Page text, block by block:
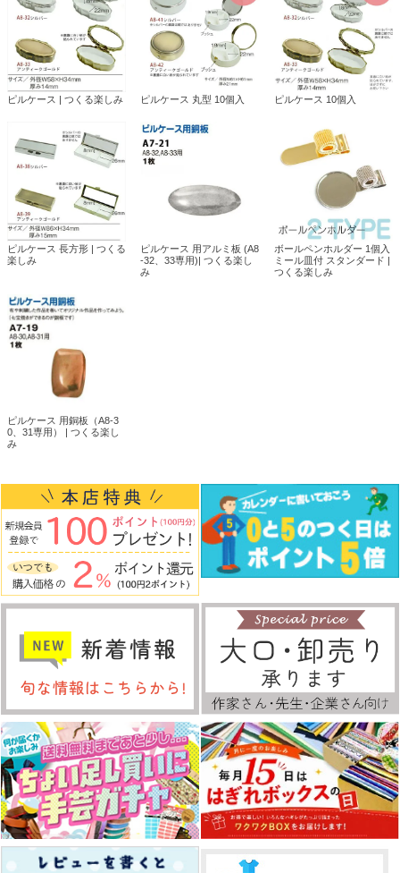
ピルケース | つくる楽しみ ピルケース 丸型 10個入 ピルケース 10個入
ピルケース 長方形 | つくる
楽しみ
ピルケース 用アルミ板 (A8
-32、33専用)| つくる楽し
み
ボールペンホルダー 1個入
ミール皿付 スタンダード |
つくる楽しみ
ピルケース 用銅板（A8-3
0、31専用） | つくる楽し
み